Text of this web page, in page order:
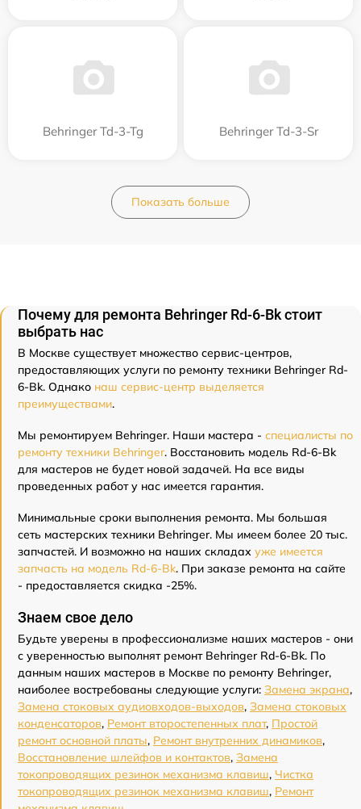
Behringer Td-3-Tg Behringer Td-3-Sr
Показать больше
Почему для ремонта Behringer Rd-6-Bk стоит
выбрать нас
В Москве существует множество сервис-центров,
предоставляющих услуги по ремонту техники Behringer Rd-
6-Bk. Однако наш сервис-центр выделяется
преимуществами.
Мы ремонтируем Behringer. Наши мастера - специалисты по
ремонту техники Behringer. Восстановить модель Rd-6-Bk
для мастеров не будет новой задачей. На все виды
проведенных работ у нас имеется гарантия.
Минимальные сроки выполнения ремонта. Мы большая
сеть мастерских техники Behringer. Мы имеем более 20 тыс.
запчастей. И возможно на наших складах уже имеется
запчасть на модель Rd-6-Bk. При заказе ремонта на сайте
- предоставляется скидка -25%.
Знаем свое дело
Будьте уверены в профессионализме наших мастеров - они
с уверенностью выполнят ремонт Behringer Rd-6-Bk. По
данным наших мастеров в Москве по ремонту Behringer,
наиболее востребованы следующие услуги: Замена экрана,
Замена стоковых аудиовходов-выходов, Замена стоковых
конденсаторов, Ремонт второстепенных плат, Простой
ремонт основной платы, Ремонт внутренних динамиков,
Восстановление шлейфов и контактов, Замена
токопроводящих резинок механизма клавиш, Чистка
токопроводящих резинок механизма клавиш, Ремонт